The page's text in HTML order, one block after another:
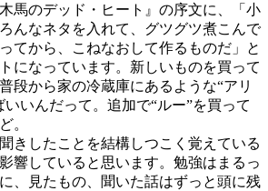
馬のデッド・ヒート』の序文に、「小
んなネタを入れて、グツグツ煮こんで
てから、こねなおして作るものだ」と
になっています。新しいものを買って
段から家の冷蔵庫にあるような“アリ
いんだって。追加で“ルー”を買って
。
きしたことを結構しつこく覚えている
響していると思います。勉強はまるっ
、見たもの、聞いた話はずっと頭に残